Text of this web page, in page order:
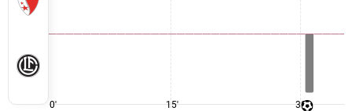
0' 15' 30'